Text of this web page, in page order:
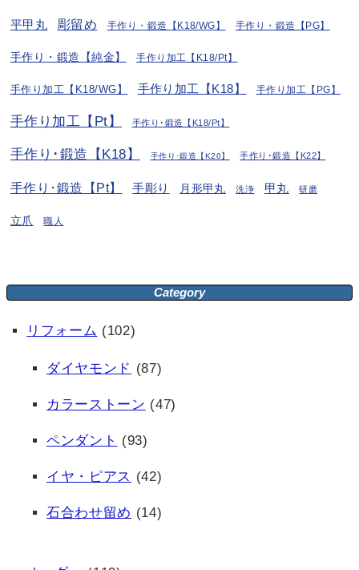
平甲丸 彫留め 手作り・鍛造【K18/WG】 手作り・鍛造【PG】
手作り・鍛造【純金】 手作り加工【K18/Pt】
手作り加工【K18/WG】 手作り加工【K18】 手作り加工【PG】
手作り加工【Pt】 手作り･鍛造【K18/Pt】
手作り･鍛造【K18】 手作り･鍛造【K20】 手作り･鍛造【K22】
手作り･鍛造【Pt】 手彫り 月形甲丸 洗浄 甲丸 研磨
立爪 職人
Category
リフォーム (102)
ダイヤモンド (87)
カラーストーン (47)
ペンダント (93)
イヤ・ピアス (42)
石合わせ留め (14)